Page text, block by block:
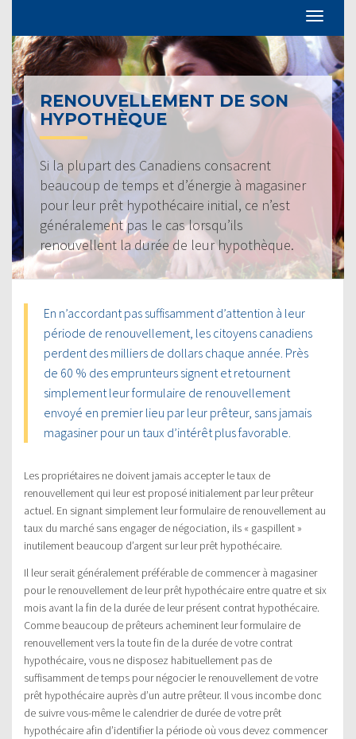
RENOUVELLEMENT DE SON
HYPOTHÈQUE
Si la plupart des Canadiens consacrent
beaucoup de temps et d’énergie à magasiner
pour leur prêt hypothécaire initial, ce n’est
généralement pas le cas lorsqu’ils
renouvellent la durée de leur hypothèque.
En n’accordant pas suffisamment d’attention à leur
période de renouvellement, les citoyens canadiens
perdent des milliers de dollars chaque année. Près
de 60 % des emprunteurs signent et retournent
simplement leur formulaire de renouvellement
envoyé en premier lieu par leur prêteur, sans jamais
magasiner pour un taux d’intérêt plus favorable.
Les propriétaires ne doivent jamais accepter le taux de
renouvellement qui leur est proposé initialement par leur prêteur
actuel. En signant simplement leur formulaire de renouvellement au
taux du marché sans engager de négociation, ils « gaspillent »
inutilement beaucoup d’argent sur leur prêt hypothécaire.
Il leur serait généralement préférable de commencer à magasiner
pour le renouvellement de leur prêt hypothécaire entre quatre et six
mois avant la fin de la durée de leur présent contrat hypothécaire.
Comme beaucoup de prêteurs acheminent leur formulaire de
renouvellement vers la toute fin de la durée de votre contrat
hypothécaire, vous ne disposez habituellement pas de
suffisamment de temps pour négocier le renouvellement de votre
prêt hypothécaire auprès d’un autre prêteur. Il vous incombe donc
de suivre vous-même le calendrier de durée de votre prêt
hypothécaire afin d’identifier la période où vous devez commencer